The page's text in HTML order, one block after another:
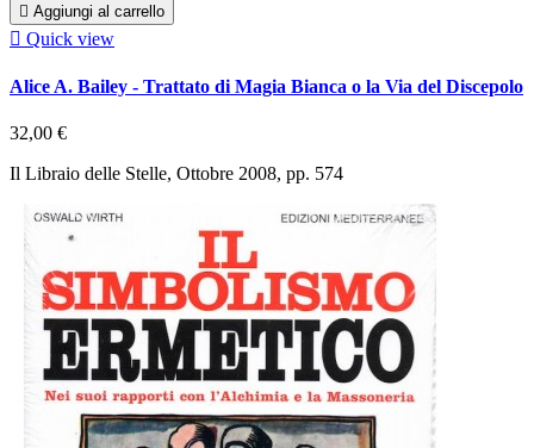
 Aggiungi al carrello
 Quick view
Alice A. Bailey - Trattato di Magia Bianca o la Via del Discepolo
32,00 €
Il Libraio delle Stelle, Ottobre 2008, pp. 574